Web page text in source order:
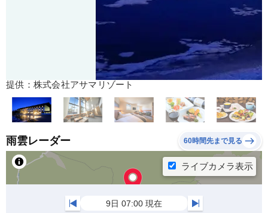
提供：株式会社アサマリゾート
雨雲レーダー 60時間先まで見る